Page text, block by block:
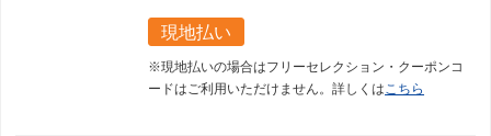
現地払い
※現地払いの場合はフリーセレクション・クーポンコ
ードはご利用いただけません。詳しくはこちら